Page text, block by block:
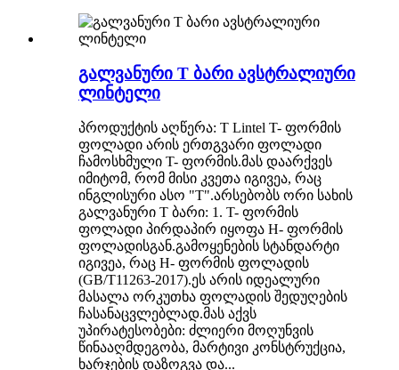
გალვანური T ბარი ავსტრალიური
ლინტელი
პროდუქტის აღწერა: T Lintel T- ფორმის
ფოლადი არის ერთგვარი ფოლადი
ჩამოსხმული T- ფორმის.მას დაარქვეს
იმიტომ, რომ მისი კვეთა იგივეა, რაც
ინგლისური ასო "T".არსებობს ორი სახის
გალვანური T ბარი: 1. T- ფორმის
ფოლადი პირდაპირ იყოფა H- ფორმის
ფოლადისგან.გამოყენების სტანდარტი
იგივეა, რაც H- ფორმის ფოლადის
(GB/T11263-2017).ეს არის იდეალური
მასალა ორკუთხა ფოლადის შედუღების
ჩასანაცვლებლად.მას აქვს
უპირატესობები: ძლიერი მოღუნვის
წინააღმდეგობა, მარტივი კონსტრუქცია,
ხარჯების დაზოგვა და...